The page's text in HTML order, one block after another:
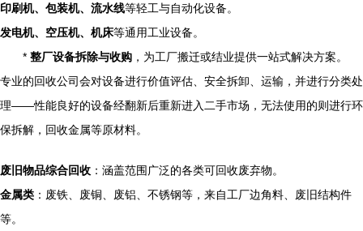
印刷机、包装机、流水线等轻工与自动化设备。
发电机、空压机、机床等通用工业设备。
* 整厂设备拆除与收购 ，为工厂搬迁或结业提供一站式解决方案。
专业的回收公司会对设备进行价值评估、安全拆卸、运输，并进行分类处
理——性能良好的设备经翻新后重新进入二手市场，无法使用的则进行环
保拆解，回收金属等原材料。
废旧物品综合回收 ：涵盖范围广泛的各类可回收废弃物。
金属类 ：废铁、废铜、废铝、不锈钢等，来自工厂边角料、废旧结构件
等。